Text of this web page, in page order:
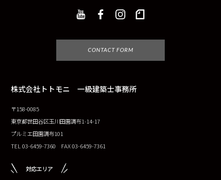
CONTACT FORM
株式会社トトモニ 一級建築士事務所
〒158-0085
東京都世田谷区玉川田園調布1-14-17
プルミエ田園調布101
TEL 03-6459-7360 FAX 03-6459-7361
対応エリア